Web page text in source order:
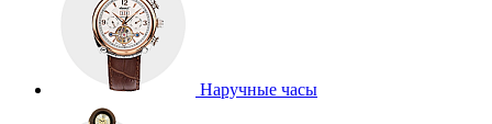
Наручные часы